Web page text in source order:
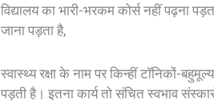
विद्यालय का भारी-भरकम कोर्स नहीं पढ़ना
जाना पड़ता है,
स्वास्थ्य रक्षा के नाम पर किन्हीं टॉनिकों-
पड़ती है। इतना कार्य तो संचित स्वभाव